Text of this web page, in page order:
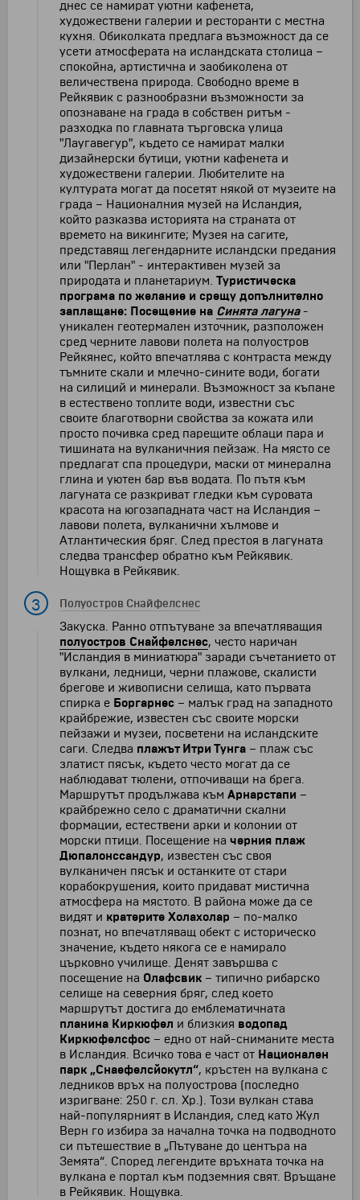
днес се намират уютни кафенета,
художествени галерии и ресторанти с местна
кухня. Обиколката предлага възможност да се
усети атмосферата на исландската столица –
спокойна, артистична и заобиколена от
величествена природа. Свободно време в
Рейкявик с разнообразни възможности за
опознаване на града в собствен ритъм -
разходка по главната търговска улица
"Лаугавегур", където се намират малки
дизайнерски бутици, уютни кафенета и
художествени галерии. Любителите на
културата могат да посетят някой от музеите на
града – Националния музей на Исландия,
който разказва историята на страната от
времето на викингите; Музея на сагите,
представящ легендарните исландски предания
или "Перлан" - интерактивен музей за
природата и планетариум. Туристическа
програма по желание и срещу допълнително
заплащане: Посещение на Синята лагуна-
уникален геотермален източник, разположен
сред черните лавови полета на полуостров
Рейкянес, който впечатлява с контраста между
тъмните скали и млечно-сините води, богати
на силиций и минерали. Възможност за къпане
в естествено топлите води, известни със
своите благотворни свойства за кожата или
просто почивка сред парещите облаци пара и
тишината на вулканичния пейзаж. На място се
предлагат спа процедури, маски от минерална
глина и уютен бар във водата. По пътя към
лагуната се разкриват гледки към суровата
красота на югозападната част на Исландия –
лавови полета, вулканични хълмове и
Атлантическия бряг. След престоя в лагуната
следва трансфер обратно към Рейкявик.
Нощувка в Рейкявик.
3 Полуостров Снайфелснес
Закуска. Ранно отпътуване за впечатляващия
полуостров Снайфелснес, често наричан
"Исландия в миниатюра" заради съчетанието от
вулкани, ледници, черни плажове, скалисти
брегове и живописни селища, като първата
спирка е Боргарнес – малък град на западното
крайбрежие, известен със своите морски
пейзажи и музеи, посветени на исландските
саги. Следва плажът Итри Тунга – плаж със
златист пясък, където често могат да се
наблюдават тюлени, отпочиващи на брега.
Маршрутът продължава към Арнарстапи –
крайбрежно село с драматични скални
формации, естествени арки и колонии от
морски птици. Посещение на черния плаж
Дюпалонссандур, известен със своя
вулканичен пясък и останките от стари
корабокрушения, които придават мистична
атмосфера на мястото. В района може да се
видят и кратерите Холахолар – по-малко
познат, но впечатляващ обект с историческо
значение, където някога се е намирало
църковно училище. Денят завършва с
посещение на Олафсвик – типично рибарско
селище на северния бряг, след което
маршрутът достига до емблематичната
планина Киркюфел и близкия водопад
Киркюфелсфос – едно от най-сниманите места
в Исландия. Всичко това е част от Национален
парк „Снаефелсйокутл“, кръстен на вулкана с
ледников връх на полуострова (последно
изригване: 250 г. сл. Хр.). Този вулкан става
най-популярният в Исландия, след като Жул
Верн го избира за начална точка на подводното
си пътешествие в „Пътуване до центъра на
Земята“. Според легендите връхната точка на
вулкана е портал към подземния свят. Връщане
в Рейкявик. Нощувка.